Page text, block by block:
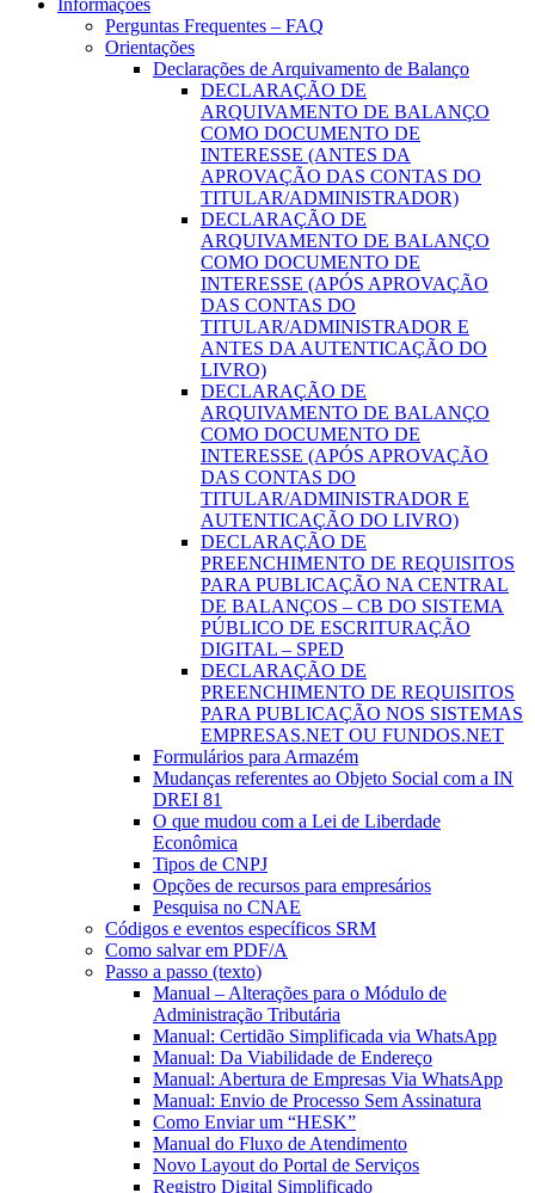
Informações
Perguntas Frequentes – FAQ
Orientações
Declarações de Arquivamento de Balanço
DECLARAÇÃO DE
ARQUIVAMENTO DE BALANÇO
COMO DOCUMENTO DE
INTERESSE (ANTES DA
APROVAÇÃO DAS CONTAS DO
TITULAR/ADMINISTRADOR)
DECLARAÇÃO DE
ARQUIVAMENTO DE BALANÇO
COMO DOCUMENTO DE
INTERESSE (APÓS APROVAÇÃO
DAS CONTAS DO
TITULAR/ADMINISTRADOR E
ANTES DA AUTENTICAÇÃO DO
LIVRO)
DECLARAÇÃO DE
ARQUIVAMENTO DE BALANÇO
COMO DOCUMENTO DE
INTERESSE (APÓS APROVAÇÃO
DAS CONTAS DO
TITULAR/ADMINISTRADOR E
AUTENTICAÇÃO DO LIVRO)
DECLARAÇÃO DE
PREENCHIMENTO DE REQUISITOS
PARA PUBLICAÇÃO NA CENTRAL
DE BALANÇOS – CB DO SISTEMA
PÚBLICO DE ESCRITURAÇÃO
DIGITAL – SPED
DECLARAÇÃO DE
PREENCHIMENTO DE REQUISITOS
PARA PUBLICAÇÃO NOS SISTEMAS
EMPRESAS.NET OU FUNDOS.NET
Formulários para Armazém
Mudanças referentes ao Objeto Social com a IN
DREI 81
O que mudou com a Lei de Liberdade
Econômica
Tipos de CNPJ
Opções de recursos para empresários
Pesquisa no CNAE
Códigos e eventos específicos SRM
Como salvar em PDF/A
Passo a passo (texto)
Manual – Alterações para o Módulo de
Administração Tributária
Manual: Certidão Simplificada via WhatsApp
Manual: Da Viabilidade de Endereço
Manual: Abertura de Empresas Via WhatsApp
Manual: Envio de Processo Sem Assinatura
Como Enviar um “HESK”
Manual do Fluxo de Atendimento
Novo Layout do Portal de Serviços
Registro Digital Simplificado